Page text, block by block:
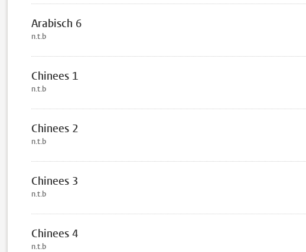
Arabisch 6
n.t.b
Chinees 1
n.t.b
Chinees 2
n.t.b
Chinees 3
n.t.b
Chinees 4
n.t.b